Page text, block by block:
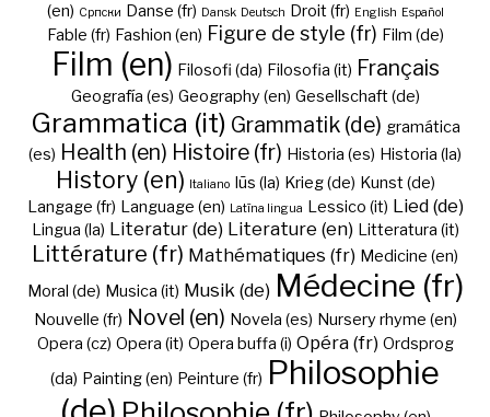
(en) Cрпски Danse (fr) Dansk Deutsch Droit (fr) English Español
Fable (fr) Fashion (en) Figure de style (fr) Film (de)
Film (en) Filosofi (da) Filosofia (it) Français
Geografía (es) Geography (en) Gesellschaft (de)
Grammatica (it) Grammatik (de) gramática
(es) Health (en) Histoire (fr) Historia (es) Historia (la)
History (en) Italiano Iūs (la) Krieg (de) Kunst (de)
Langage (fr) Language (en) Latīna lingua Lessico (it) Lied (de)
Lingua (la) Literatur (de) Literature (en) Litteratura (it)
Littérature (fr) Mathématiques (fr) Medicine (en)
Moral (de) Musica (it) Musik (de) Médecine (fr)
Nouvelle (fr) Novel (en) Novela (es) Nursery rhyme (en)
Opera (cz) Opera (it) Opera buffa (i) Opéra (fr) Ordsprog
(da) Painting (en) Peinture (fr) Philosophie